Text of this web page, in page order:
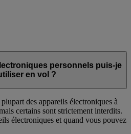
personnels puis-je
en vol ?
des appareils électroniques à
certains sont strictement interdits.
électroniques et quand vous pouvez